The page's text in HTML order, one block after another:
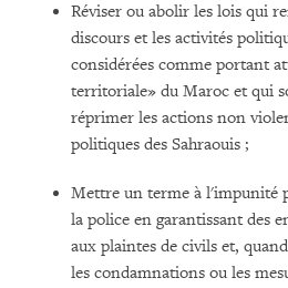
Réviser ou abolir les lois qui
discours et les activités
considérées comme portant
territoriale» du Maroc et qui
réprimer les actions non
politiques des Sahraouis ;
Mettre un terme à l'impunité
la police en garantissant des
aux plaintes de civils et,
les condamnations ou les